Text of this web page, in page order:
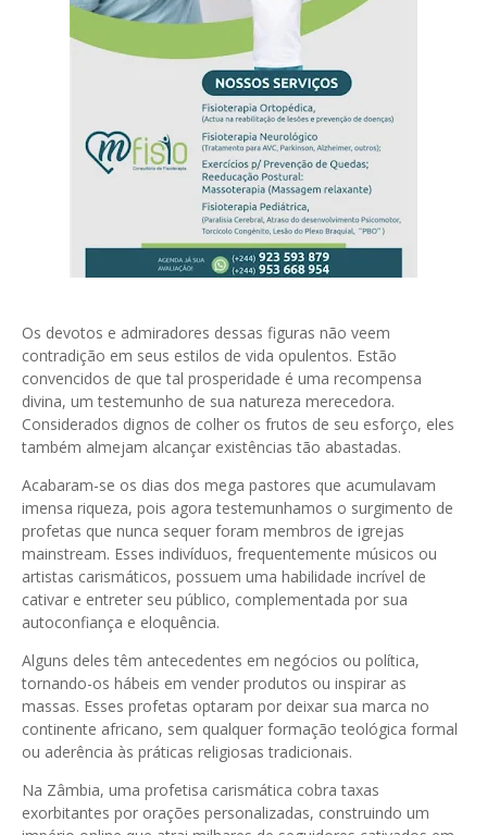
Os devotos e admiradores dessas figuras não veem
contradição em seus estilos de vida opulentos. Estão
convencidos de que tal prosperidade é uma recompensa
divina, um testemunho de sua natureza merecedora.
Considerados dignos de colher os frutos de seu esforço, eles
também almejam alcançar existências tão abastadas.
Acabaram-se os dias dos mega pastores que acumulavam
imensa riqueza, pois agora testemunhamos o surgimento de
profetas que nunca sequer foram membros de igrejas
mainstream. Esses indivíduos, frequentemente músicos ou
artistas carismáticos, possuem uma habilidade incrível de
cativar e entreter seu público, complementada por sua
autoconfiança e eloquência.
Alguns deles têm antecedentes em negócios ou política,
tornando-os hábeis em vender produtos ou inspirar as
massas. Esses profetas optaram por deixar sua marca no
continente africano, sem qualquer formação teológica formal
ou aderência às práticas religiosas tradicionais.
Na Zâmbia, uma profetisa carismática cobra taxas
exorbitantes por orações personalizadas, construindo um